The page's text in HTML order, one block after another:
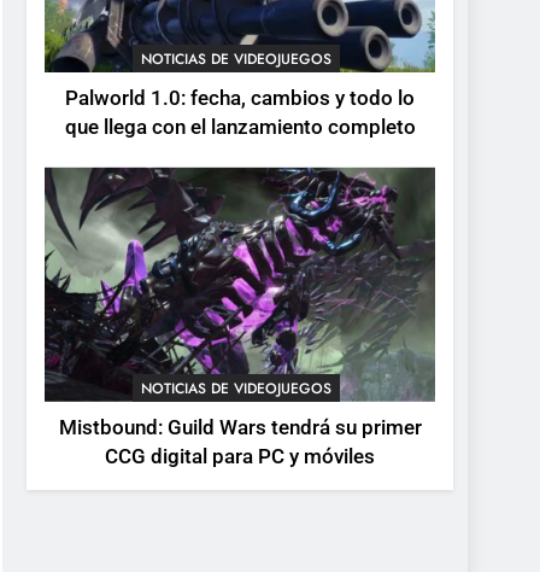
devuelve el espectáculo
de la conducción
Series X|S y PC
NOTICIAS DE VIDEOJUEGOS
NOTICIAS DE VIDEOJUEGOS
Palworld 1.0: fecha, cambios y todo lo
que llega con el lanzamiento completo
NOTICIAS DE VIDEOJUEGOS
Mistbound: Guild Wars tendrá su primer
CCG digital para PC y móviles